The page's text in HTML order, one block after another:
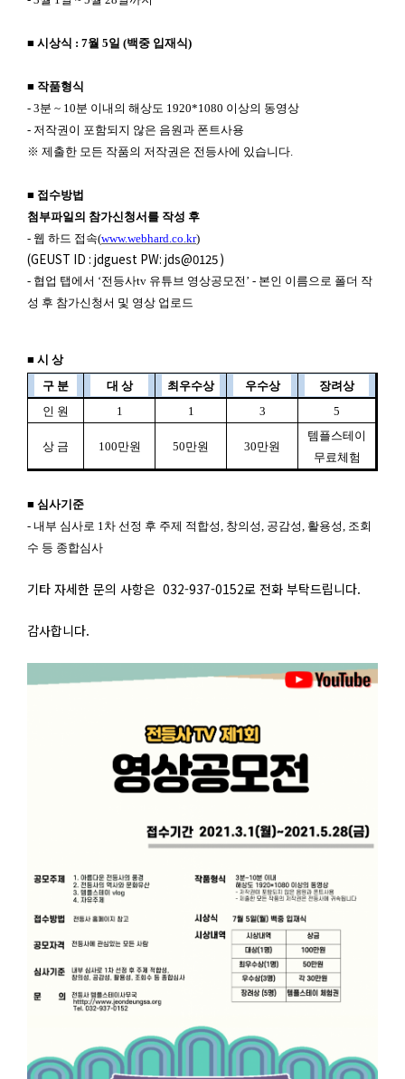
■ 시상식 : 7월 5일 (백중 입재식)
■ 작품형식
- 3분 ~ 10분 이내의 해상도 1920*1080 이상의 동영상
- 저작권이 포함되지 않은 음원과 폰트사용
※ 제출한 모든 작품의 저작권은 전등사에 있습니다.
■ 접수방법
첨부파일의 참가신청서를 작성 후
- 웹 하드 접속(www.webhard.co.kr)
(GEUST ID : jdguest PW: jds@0125 )
- 협업 탭에서 ‘전등사tv 유튜브 영상공모전 ’ - 본인 이름으로 폴더 작
성 후 참가신청서 및 영상 업로드
■ 시 상
구 분
대 상 최우수상 우수상
장려상
인 원
1 1 3 5
상 금 100만원 50만원 30만원
템플스테이
무료체험
■ 심사기준
- 내부 심사로 1차 선정 후 주제 적합성, 창의성, 공감성, 활용성, 조회
수 등 종합심사
기타 자세한 문의 사항은 032-937-0152로 전화 부탁드립니다.
감사합니다.